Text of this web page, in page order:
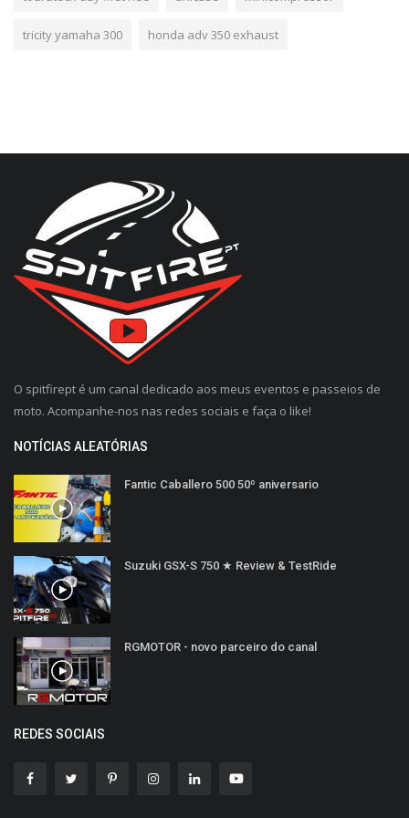
tricity yamaha 300 honda adv 350 exhaust
O spitfirept é um canal dedicado aos meus eventos e passeios de
moto. Acompanhe-nos nas redes sociais e faça o like!
NOTÍCIAS ALEATÓRIAS
Fantic Caballero 500 50º aniversario
Suzuki GSX-S 750 ★ Review & TestRide
RGMOTOR - novo parceiro do canal
REDES SOCIAIS